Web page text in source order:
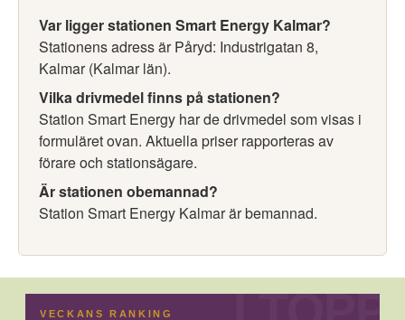
Var ligger stationen Smart Energy Kalmar?
Stationens adress är Påryd: Industrigatan 8,
Kalmar (Kalmar län).
Vilka drivmedel finns på stationen?
Station Smart Energy har de drivmedel som visas i
formuläret ovan. Aktuella priser rapporteras av
förare och stationsägare.
Är stationen obemannad?
Station Smart Energy Kalmar är bemannad.
VECKANS RANKING